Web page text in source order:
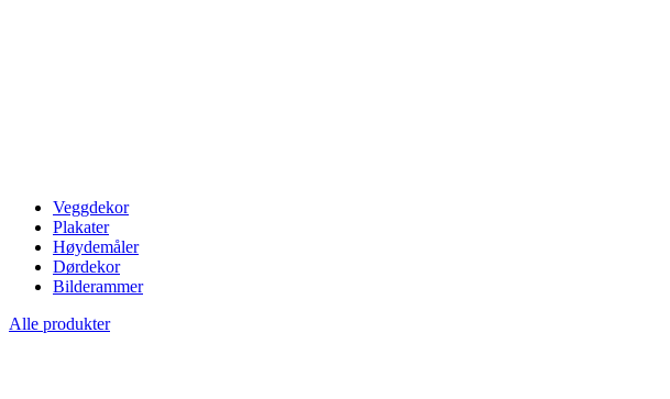
Veggdekor
Plakater
Høydemåler
Dørdekor
Bilderammer
Alle produkter